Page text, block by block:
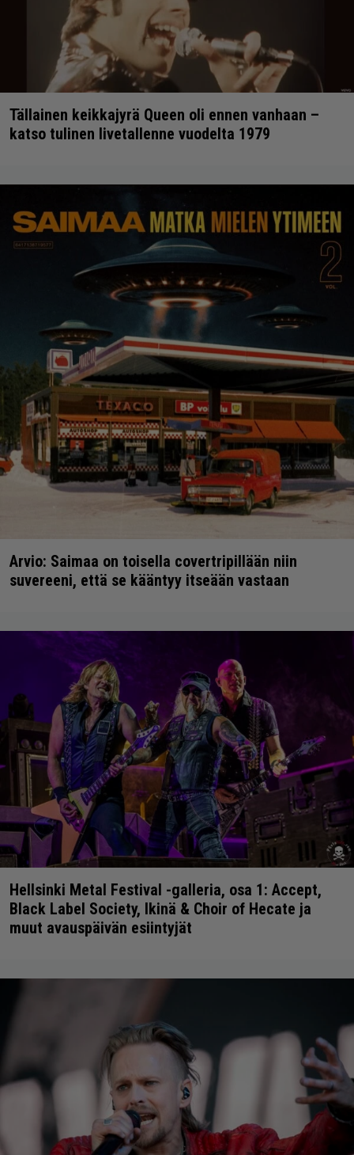
Tällainen keikkajyrä Queen oli ennen vanhaan –
katso tulinen livetallenne vuodelta 1979
Arvio: Saimaa on toisella covertripillään niin
suvereeni, että se kääntyy itseään vastaan
Hellsinki Metal Festival -galleria, osa 1: Accept,
Black Label Society, Ikinä & Choir of Hecate ja
muut avauspäivän esiintyjät